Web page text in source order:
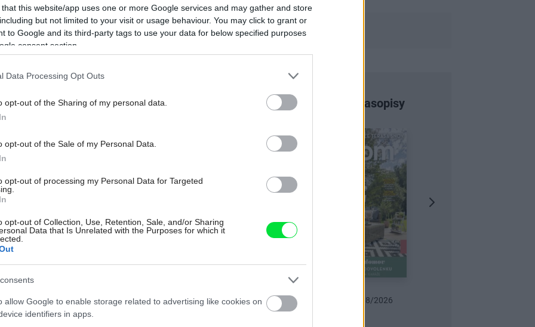
this website/app uses one or more Google services and may gather and store
but not limited to your visit or usage behaviour. You may click to grant or
to Google and its third-party tags to use your data for below specified purposes
consent section.
Data Processing Opt Outs
opt-out of the Sharing of my personal data.
opt-out of the Sale of my Personal Data.
opt-out of processing my Personal Data for Targeted
opt-out of Collection, Use, Retention, Sale, and/or Sharing
Data that Is Unrelated with the Purposes for which it
allow Google to enable storage related to advertising like cookies on
identifiers in apps.
Najnovšie časopisy
Môj dom 07-08/2026 Urob si sám 6/2026
Môj dom Špeciál 02/2026